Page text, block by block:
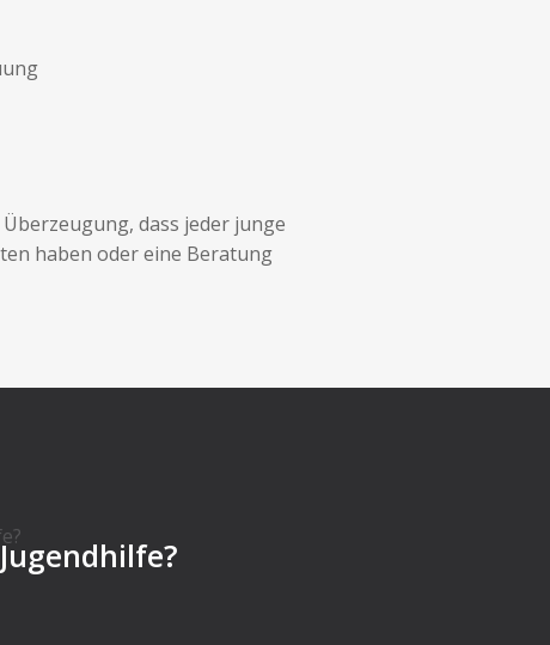
dass jeder junge
haben oder eine Beratung